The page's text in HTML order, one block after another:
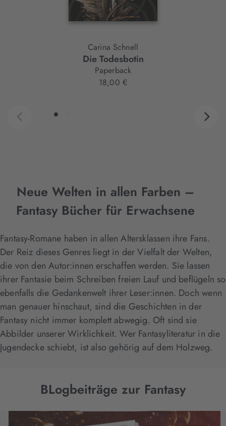
Carina Schnell
Die Todesbotin
Paperback
18,00 €
Neue Welten in allen Farben –
Fantasy Bücher für Erwachsene
Fantasy-Romane haben in allen Altersklassen ihre Fans.
Der Reiz dieses Genres liegt in der Vielfalt der Welten,
die von den Autor:innen erschaffen werden. Sie lassen
ihrer Fantasie beim Schreiben freien Lauf und beflügeln so
ebenfalls die Gedankenwelt ihrer Leser:innen. Doch wenn
man genauer hinschaut, sind die Geschichten in der
Fantasy nicht immer komplett abwegig. Oft sind sie
Abbilder unserer Wirklichkeit. Wer Fantasyliteratur in die
Jugendecke schiebt, ist also gehörig auf dem Holzweg.
BLogbeiträge zur Fantasy